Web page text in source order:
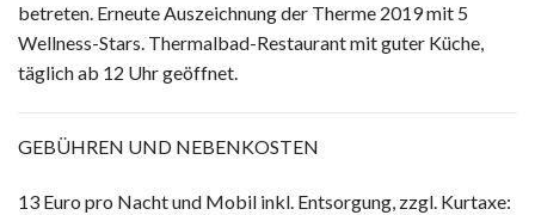
betreten. Erneute Auszeichnung der Therme 2019 mit 5
Wellness-Stars. Thermalbad-Restaurant mit guter Küche,
täglich ab 12 Uhr geöffnet.
GEBÜHREN UND NEBENKOSTEN
13 Euro pro Nacht und Mobil inkl. Entsorgung, zzgl. Kurtaxe: